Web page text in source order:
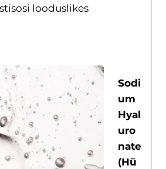
looduslikes
Sodi
um
Hyal
uro
nate
(Hü